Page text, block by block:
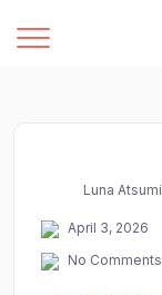
Luna Atsumi
April 3, 2026
No Comments